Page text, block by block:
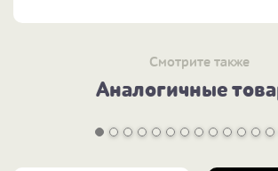
Смотрите также
Аналогичные